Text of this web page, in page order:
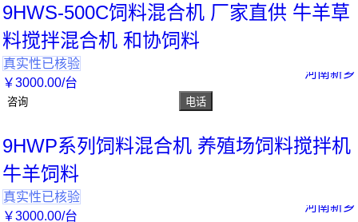
9HWS-500C饲料混合机 厂家直供 牛羊草
料搅拌混合机 和协饲料
真实性已核验
￥3000.00/台
河南新乡
咨询 电话
9HWP系列饲料混合机 养殖场饲料搅拌机
牛羊饲料
真实性已核验
￥3000.00/台
河南新乡